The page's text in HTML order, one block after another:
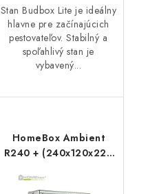
Stan Budbox Lite je ideálny
hlavne pre začínajúcich
pestovateľov. Stabilný a
spoľahlivý stan je
vybavený...
HomeBox Ambient
R240 + (240x120x220